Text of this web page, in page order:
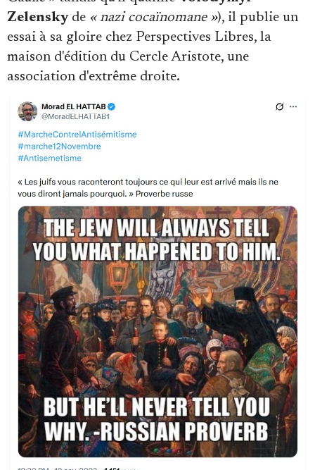
Zelenskyde « nazi cocaïnomane »), il publie un
essai à sa gloire chez Perspectives Libres, la
maison d'édition du Cercle Aristote, une
association d'extrême droite.